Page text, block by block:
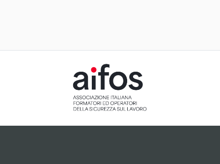
Il sito utilizza cookie tecnici, ci preme tuttavia informarti
che, dietro tuo esplicito consenso espresso attraverso
cliccando sul pulsante "Accetto", potranno essere
installati cookie analitici o cookie collegati a plugin di
terze parti che potrebbero essere attivi sul sito.
Accetto